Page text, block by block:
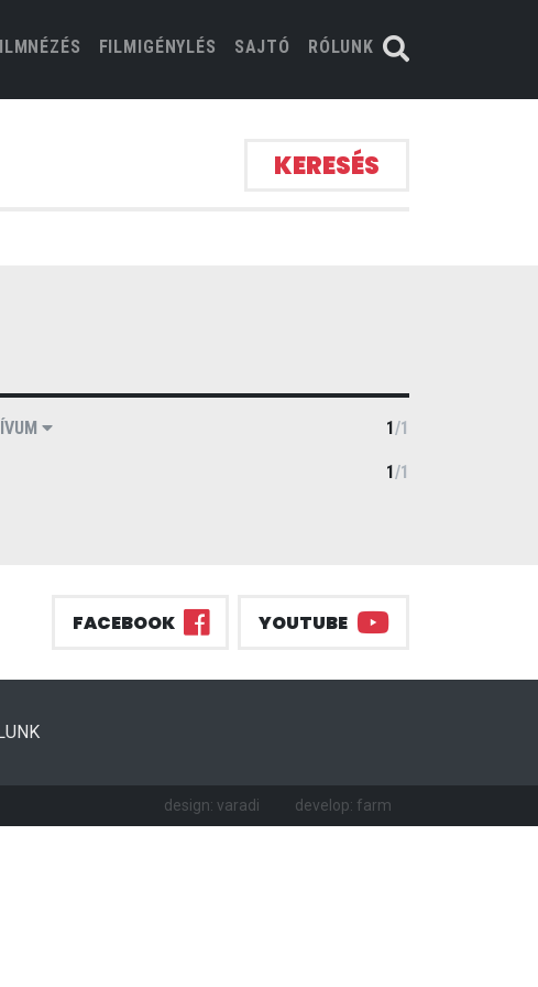
FILMIGÉNYLÉS SAJTÓ RÓLUNK
KERESÉS
1/1
1/1
FACEBOOK YOUTUBE
design: varadi develop: farm